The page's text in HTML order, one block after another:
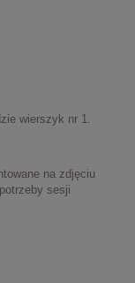
wierszyk nr 1.
na zdjęciu
sesji
KOSZTÓW